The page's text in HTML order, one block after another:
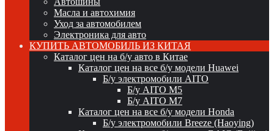
Масла и автохимия
Уход за автомобилем
Электроника для авто
КУПИТЬ АВТОМОБИЛЬ ИЗ КИТАЯ
Каталог цен на б/у авто в Китае
Каталог цен на все б/у модели Huawei
Б/у электромобили AITO
Б/у AITO M5
Б/у AITO M7
Каталог цен на все б/у модели Honda
Б/у электромобили Breeze (Haoying)